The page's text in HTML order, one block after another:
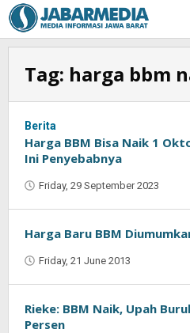
Skip
to
content
Tag: harga bbm
Berita
Harga BBM Bisa Naik 1
Ini Penyebabnya
Friday, 29 September 2023
Harga Baru BBM
Friday, 21 June 2013
Rieke: BBM Naik, Upah
Persen